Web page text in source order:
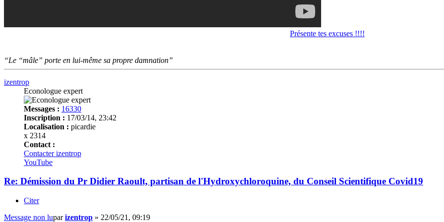
Présente tes excuses !!!!
“Le “mâle” porte en lui-même sa propre damnation”
izentrop
Econologue expert
Messages : 16330
Inscription : 17/03/14, 23:42
Localisation : picardie
x 2314
Contact :
Contacter izentrop
YouTube
Re: Démission du Pr Didier Raoult, partisan de l'Hydroxychloroquine, du Conseil Scientifique Covid19
Citer
Message non luparizentrop » 22/05/21, 09:19